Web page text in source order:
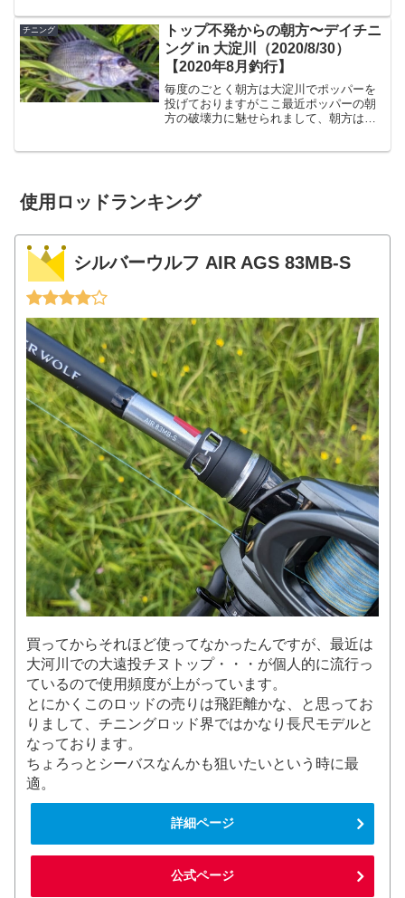
ーターで使うルアーになっています。
「007」...
チニング
トップ不発からの朝方〜デイチニ
ング in 大淀川（2020/8/30）
【2020年8月釣行】
毎度のごとく朝方は大淀川でポッパーを
投げておりますがここ最近ポッパーの朝
方の破壊力に魅せられまして、朝方はと
使用ロッドランキング
シルバーウルフ AIR AGS 83MB-S
買ってからそれほど使ってなかったんですが、最近は
大河川での大遠投チヌトップ・・・が個人的に流行っ
ているので使用頻度が上がっています。
とにかくこのロッドの売りは飛距離かな、と思ってお
りまして、チニングロッド界ではかなり長尺モデルと
なっております。
ちょろっとシーバスなんかも狙いたいという時に最
適。
詳細ページ
公式ページ